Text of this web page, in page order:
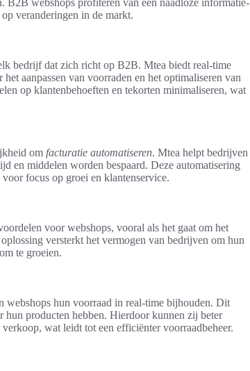
B2B webshops profiteren van een naadloze informatie-
veranderingen in de markt.
bedrijf dat zich richt op B2B. Mtea biedt real-time
aanpassen van voorraden en het optimaliseren van
op klantenbehoeften en tekorten minimaliseren, wat
om facturatie automatiseren. Mtea helpt bedrijven
en middelen worden bespaard. Deze automatisering
focus op groei en klantenservice.
voor webshops, vooral als het gaat om het
versterkt het vermogen van bedrijven om hun
te groeien.
webshops hun voorraad in real-time bijhouden. Dit
producten hebben. Hierdoor kunnen zij beter
wat leidt tot een efficiënter voorraadbeheer.